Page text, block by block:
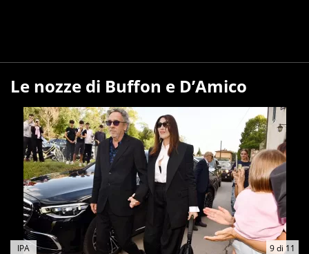
Le nozze di Buffon e D’Amico
9di 11
IPA